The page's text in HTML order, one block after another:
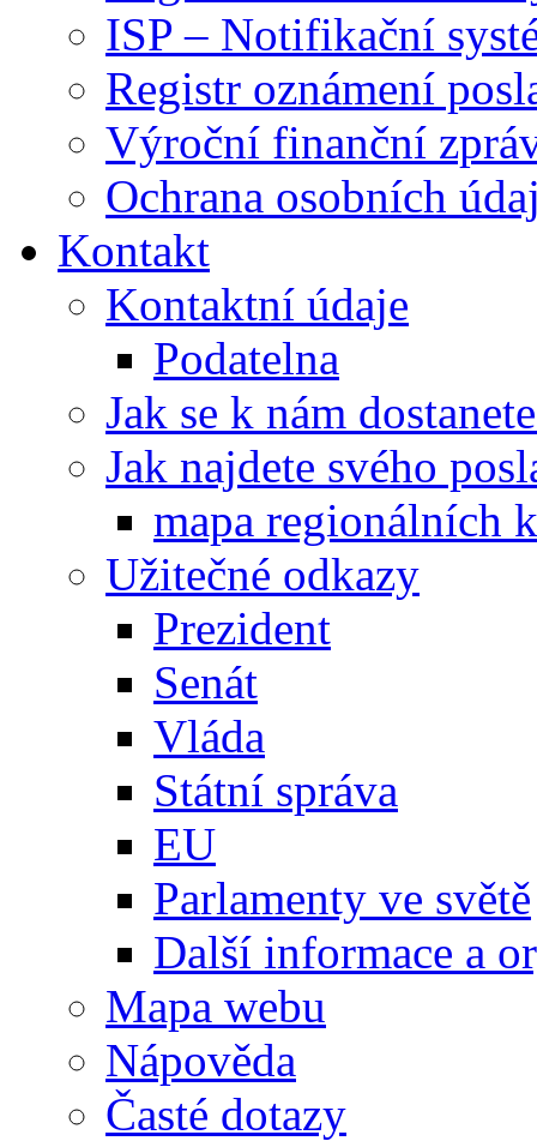
ISP – Notifikační
Registr oznámení
Výroční finanční
Ochrana osobních
Kontakt
Kontaktní údaje
Podatelna
Jak se k nám
Jak najdete svého
mapa regionálních
Užitečné odkazy
Prezident
Senát
Vláda
Státní správa
EU
Parlamenty ve světě
Další informace a
Mapa webu
Nápověda
Časté dotazy